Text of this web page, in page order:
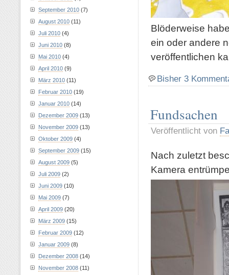
Blöderweise
ein oder andere
veröffentlichen
Bisher 3
Fundsachen
Veröffentlicht von
Nach zuletzt
Kamera
September 2010 (7)
August 2010 (11)
Juli 2010 (4)
Juni 2010 (8)
Mai 2010 (4)
April 2010 (9)
März 2010 (11)
Februar 2010 (19)
Januar 2010 (14)
Dezember 2009 (13)
November 2009 (13)
Oktober 2009 (4)
September 2009 (15)
August 2009 (5)
Juli 2009 (2)
Juni 2009 (10)
Mai 2009 (7)
April 2009 (20)
März 2009 (15)
Februar 2009 (12)
Januar 2009 (8)
Dezember 2008 (14)
November 2008 (11)